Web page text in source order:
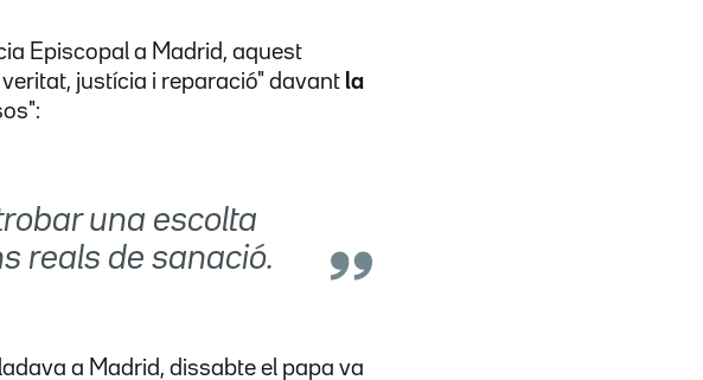
Episcopal a Madrid, aquest
justícia i reparació" davant la
una escolta
reals de sanació.
a Madrid, dissabte el papa va